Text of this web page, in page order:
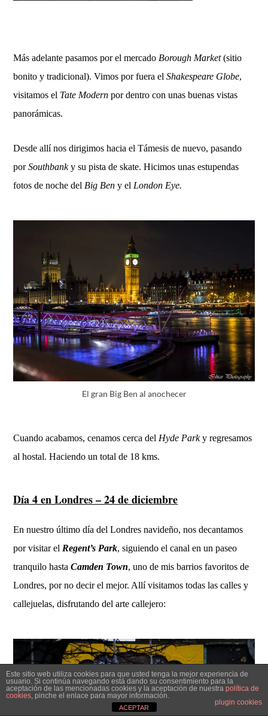
Más adelante pasamos por el mercado Borough Market(sitio
bonito y tradicional). Vimos por fuera elShakespeare Globe,
visitamos el Tate Modern por dentro con unas buenas vistas
panorámicas.
Desde allí nos dirigimos hacia el Támesis de nuevo, pasando
porSouthbanky su pista de skate. Hicimos unas estupendas
fotos de noche del Big Ben y el London Eye.
El gran Big Ben al anochecer
Cuando acabamos, cenamos cerca del Hyde Parky regresamos
al hostal. Haciendo un total de 18 kms.
Día 4 en Londres – 24 de diciembre
En nuestro último día del Londres navideño, nos decantamos
por visitar el Regent’s Park, siguiendo el canal en un paseo
tranquilo hastaCamden Town, uno de mis barrios favoritos de
Londres, por no decir el mejor. Allí visitamos todas las calles y
callejuelas, disfrutando del arte callejero:
Este sitio web utiliza cookies para que usted tenga la mejor experiencia de
usuario. Si continúa navegando está dando su consentimiento para la
aceptación de las mencionadas cookies y la aceptación de nuestra política de
cookies, pinche el enlace para mayor información.
plugin cookies
ACEPTAR